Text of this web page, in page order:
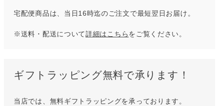
宅配便商品は、当日16時迄のご注文で最短翌日お届け。
※送料・配送について詳細はこちらをご覧ください。
ギフトラッピング無料で承ります！
当店では、無料ギフトラッピングを承っております。